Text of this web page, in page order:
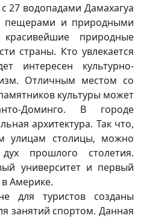
27 водопадами Дамахагуа
пещерами и природными
природные
страны. Кто увлекается
интересен культурно-
Отличным местом со
культуры может
Доминго. В городе
архитектура. Так что,
улицам столицы, можно
прошлого столетия.
университет и первый
Америке.
для туристов созданы
занятий спортом. Данная